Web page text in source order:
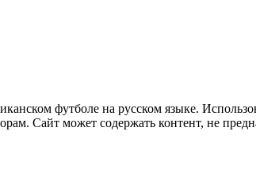
футболе на русском языке.
Сайт может содержать контент, не